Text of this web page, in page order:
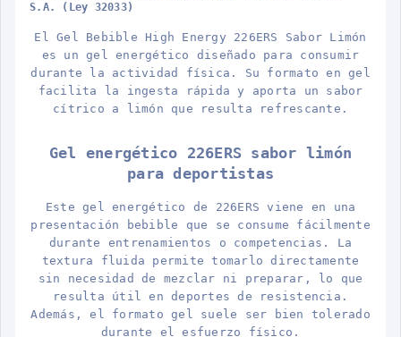
S.A. (Ley 32033)
El Gel Bebible High Energy 226ERS Sabor Limón
es un gel energético diseñado para consumir
durante la actividad física. Su formato en gel
facilita la ingesta rápida y aporta un sabor
cítrico a limón que resulta refrescante.
Gel energético 226ERS sabor limón
para deportistas
Este gel energético de 226ERS viene en una
presentación bebible que se consume fácilmente
durante entrenamientos o competencias. La
textura fluida permite tomarlo directamente
sin necesidad de mezclar ni preparar, lo que
resulta útil en deportes de resistencia.
Además, el formato gel suele ser bien tolerado
durante el esfuerzo físico.